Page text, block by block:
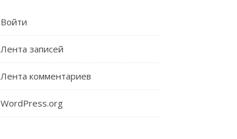
Войти
Лента записей
Лента комментариев
WordPress.org